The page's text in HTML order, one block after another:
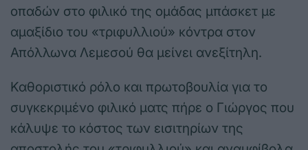
οπαδών στο φιλικό της ομάδας μπάσκετ με
αμαξίδιο του «τριφυλλιού» κόντρα στον
Απόλλωνα Λεμεσού θα μείνει ανεξίτηλη.
Καθοριστικό ρόλο και πρωτοβουλία για το
συγκεκριμένο φιλικό ματς πήρε ο Γιώργος που
κάλυψε το κόστος των εισιτηρίων της